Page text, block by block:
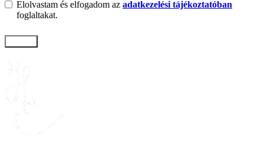
Elolvastam és elfogadom az adatkezelési tájékoztatóban
foglaltakat.